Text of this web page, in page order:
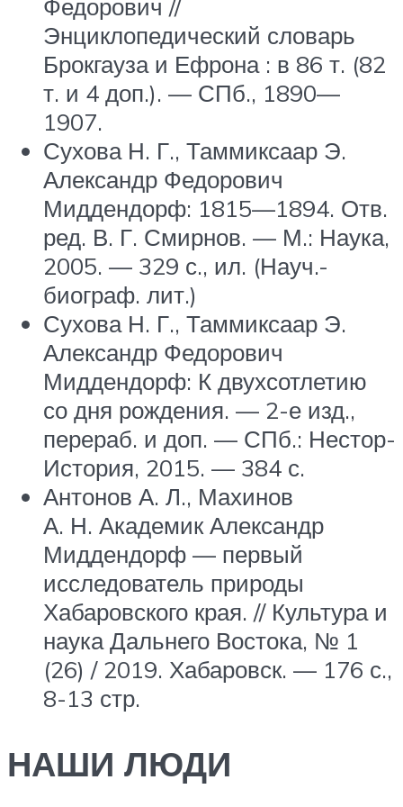
Федорович //
Энциклопедический словарь
Брокгауза и Ефрона : в 86 т. (82
т. и 4 доп.). — СПб., 1890—
1907.
Сухова Н. Г., Таммиксаар Э.
Александр Федорович
Миддендорф: 1815—1894. Отв.
ред. В. Г. Смирнов. — М.: Наука,
2005. — 329 с., ил. (Науч.-
биограф. лит.)
Сухова Н. Г., Таммиксаар Э.
Александр Федорович
Миддендорф: К двухсотлетию
со дня рождения. — 2-е изд.,
перераб. и доп. — СПб.: Нестор-
История, 2015. — 384 с.
Антонов А. Л., Махинов
А. Н. Академик Александр
Миддендорф — первый
исследователь природы
Хабаровского края. // Культура и
наука Дальнего Востока, № 1
(26) / 2019. Хабаровск. — 176 с.,
8-13 стр.
НАШИ ЛЮДИ